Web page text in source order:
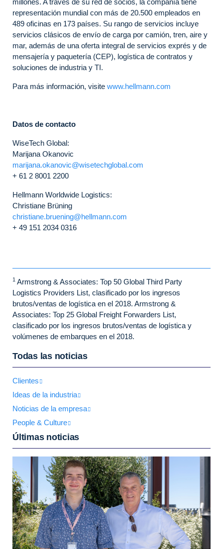
representación mundial con más de 20.500 empleados en
489 oficinas en 173 países. Su rango de servicios incluye
servicios clásicos de envío de carga por camión, tren, aire y
mar, además de una oferta integral de servicios exprés y de
mensajería y paquetería (CEP), logística de contratos y
soluciones de industria y TI.
Para más información, visite www.hellmann.com
Datos de contacto
WiseTech Global:
Marijana Okanovic
marijana.okanovic@wisetechglobal.com
+ 61 2 8001 2200
Hellmann Worldwide Logistics:
Christiane Brüning
christiane.bruening@hellmann.com
+ 49 151 2034 0316
1 Armstrong & Associates: Top 50 Global Third Party
Logistics Providers List, clasificado por los ingresos
brutos/ventas de logística en el 2018. Armstrong &
Associates: Top 25 Global Freight Forwarders List,
clasificado por los ingresos brutos/ventas de logística y
volúmenes de embarques en el 2018.
Todas las noticias
Clientes
Ideas de la industria
Noticias de la empresa
People & Culture
Últimas noticias